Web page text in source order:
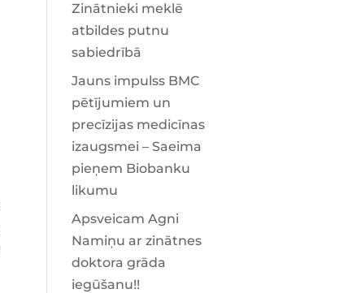
Zinātnieki meklē
atbildes putnu
sabiedrībā
Jauns impulss BMC
pētījumiem un
precīzijas medicīnas
izaugsmei – Saeima
pieņem Biobanku
likumu
Apsveicam Agni
Namiņu ar zinātnes
doktora grāda
iegūšanu!!